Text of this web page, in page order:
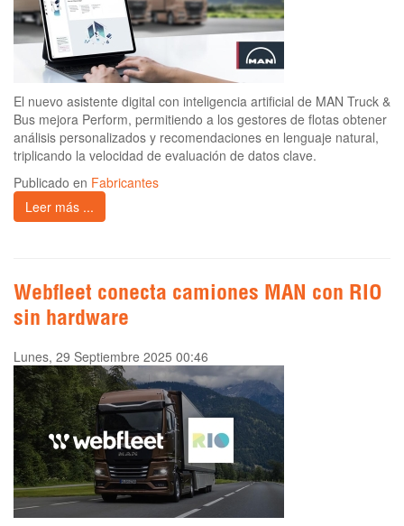
El nuevo asistente digital con inteligencia artificial de MAN Truck &
Bus mejora Perform, permitiendo a los gestores de flotas obtener
análisis personalizados y recomendaciones en lenguaje natural,
triplicando la velocidad de evaluación de datos clave.
Publicado en Fabricantes
Leer más ...
Webfleet conecta camiones MAN con RIO
sin hardware
Lunes, 29 Septiembre 2025 00:46